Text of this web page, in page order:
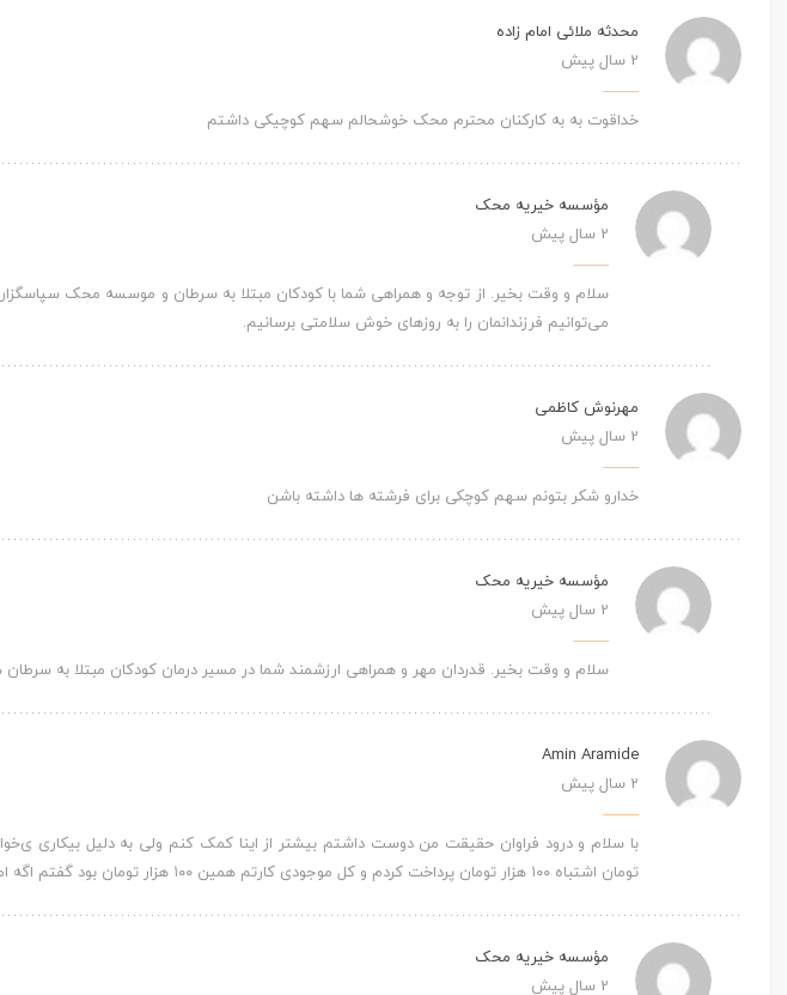
محدثه ملائی امام زاده
2 سال پیش
خداقوت به به کارکنان محترم محک خوشحالم سهم کوچیکی داشتم
مؤسسه خیریه محک
2 سال پیش
سلام و وقت بخیر. از توجه و همراهی شما با کودکان مبتلا به سرطان و موسسه محک
می‌توانیم فرزندانمان را به روزهای خوش سلامتی برسانیم.
مهرنوش کاظمی
2 سال پیش
خدارو شکر بتونم سهم کوچکی برای فرشته ها داشته باشن
مؤسسه خیریه محک
2 سال پیش
سلام و وقت بخیر. قدردان مهر و همراهی ارزشمند شما در مسیر درمان کودکان مبتلا به
Amin Aramide
2 سال پیش
تومان اشتباه ۱۰۰ هزار تومان پرداخت کردم و کل موجودی کارتم همین ۱۰۰ هزار تومان بود گفتم اگه امکانش هست ۹۰ هزار تومانش رو بهم برگردونید باید ببخشید
مؤسسه خیریه محک
2 سال پیش